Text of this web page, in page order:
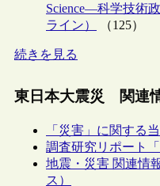
Science―科学技術
ライン）
（125）
続きを見る
東日本大震災 関連
「災害」に関する
調査研究リポート
地震・災害 関連情
ス）